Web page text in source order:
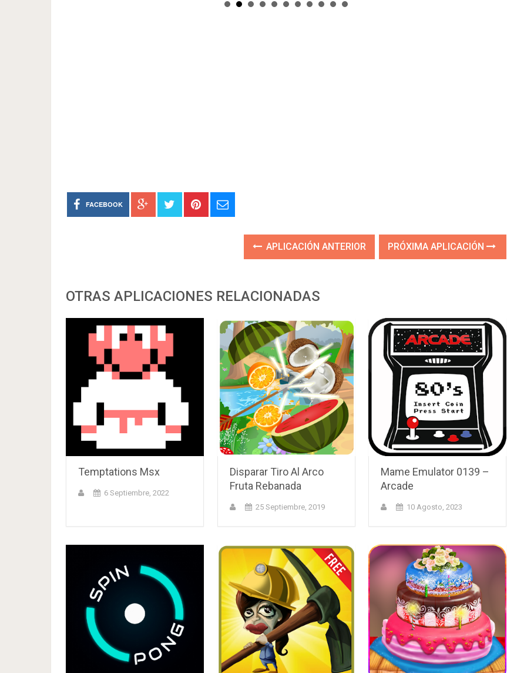
FACEBOOK
APLICACIÓN ANTERIOR PRÓXIMA APLICACIÓN
OTRAS APLICACIONES RELACIONADAS
Temptations Msx
6 Septiembre, 2022
Disparar Tiro Al Arco
Fruta Rebanada
25 Septiembre, 2019
Mame Emulator 0139 –
Arcade
10 Agosto, 2023